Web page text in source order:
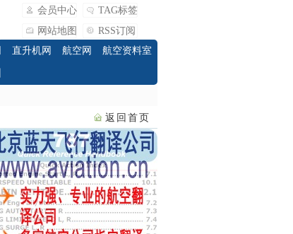
会员中心
TAG标签
网站地图
RSS订阅
直升机网 航空网 航空资料室
返回首页